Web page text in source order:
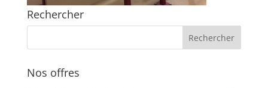
Rechercher
Nos offres